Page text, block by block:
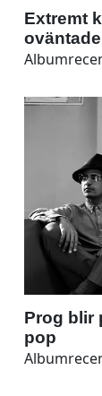
Extremt
Prog blir
pop